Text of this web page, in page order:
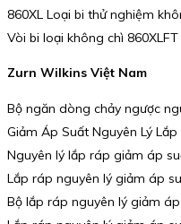
860XL Loại bi thử nghiệm
Vòi bi loại không chì
Zurn Wilkins Việt Nam
Bộ ngăn dòng chảy ngược
Giảm Áp Suất Nguyên Lý
Nguyên lý lắp ráp giảm áp
Lắp ráp nguyên lý giảm áp
Bộ lắp ráp nguyên lý giảm